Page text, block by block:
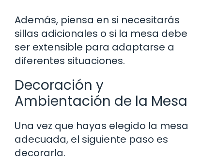
Además, piensa en si necesitarás
sillas adicionales o si la mesa debe
ser extensible para adaptarse a
diferentes situaciones.
Decoración y
Ambientación de la Mesa
Una vez que hayas elegido la mesa
adecuada, el siguiente paso es
decorarla.